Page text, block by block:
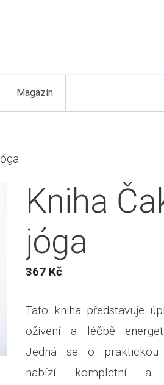
Magazín
Kniha
jóga
367 Kč
Tato kniha představuje
oživení a léčbě
Jedná se o praktickou
nabízí kompletní a